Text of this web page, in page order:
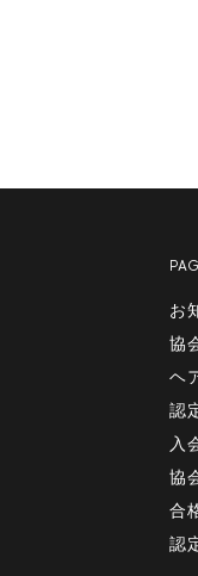
お
協
ヘ
認
入
協
合
認